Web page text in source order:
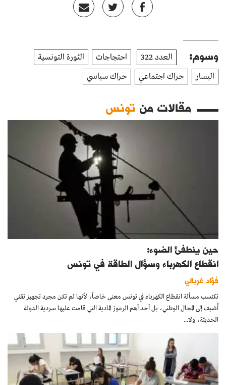
وسوم: العدد 322 احتجاجات
الثورة التونسية
اليسار
حراك اجتماعي حراك سياسي
مقالات من تونس
حين ينطفئ الضوء:
انقطاع الكهرباء وسؤال الطاقة في تونس
فؤاد غربالي
تكتسب مسألة انقطاع الكهرباء في تونس معنى خاصاً، لأنها لم تكن مجرد تجهيز تقني
أُضيف إلى المجال الوطني، بل أحد أهم الرموز المادية التي قامت عليها سردية الدولة
الحديثة، ولا...